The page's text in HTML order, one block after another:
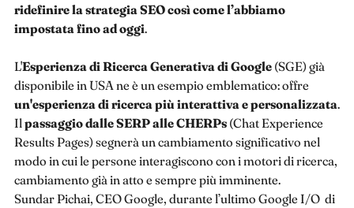
ridefinire la strategia SEO così come l’abbiamo
impostata fino ad oggi.
L'Esperienza di Ricerca Generativa di Google (SGE) già
disponibile in USA ne è un esempio emblematico: offre
un'esperienza di ricerca più interattiva e personalizzata.
Il passaggio dalle SERP alle CHERPs (Chat Experience
Results Pages) segnerà un cambiamento significativo nel
modo in cui le persone interagiscono con i motori di ricerca,
cambiamento già in atto e sempre più imminente.
Sundar Pichai, CEO Google, durante l’ultimo Google I/O di